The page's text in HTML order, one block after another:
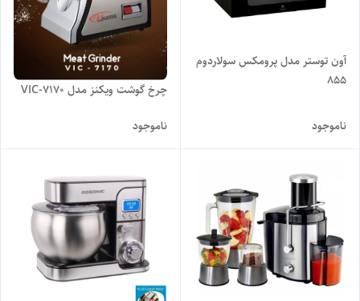
آون توستر مدل پرومکس سولاردوم
855
ناموجود
چرخ گوشت ویکنز مدل VIC-7170
ناموجود